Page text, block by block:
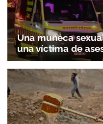
Una muñeca
una víctima de